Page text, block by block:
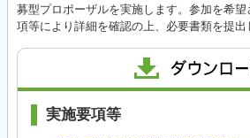
募型プロポーザルを実施します。参加を希
項等により詳細を確認の上、必要書類を提出
実施要項等